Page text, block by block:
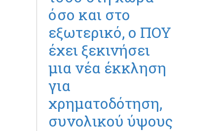
όσο και στο
εξωτερικό, ο ΠΟΥ
έχει ξεκινήσει
μια νέα έκκληση
για
χρηματοδότηση,
συνολικού ύψους